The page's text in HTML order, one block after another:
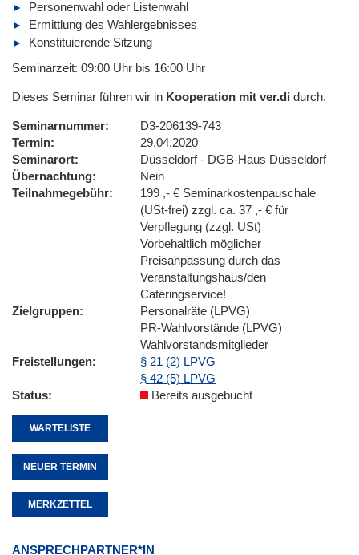
Personenwahl oder Listenwahl
Ermittlung des Wahlergebnisses
Konstituierende Sitzung
Seminarzeit: 09:00 Uhr bis 16:00 Uhr
Dieses Seminar führen wir in Kooperation mit ver.di durch.
Seminarnummer
D3-206139-743
Termin
29.04.2020
Seminarort
Düsseldorf - DGB-Haus Düsseldorf
Übernachtung
Nein
Teilnahmegebühr
199 ,- € Seminarkostenpauschale
(USt-frei) zzgl. ca. 37 ,- € für
Verpflegung (zzgl. USt)
Vorbehaltlich möglicher
Preisanpassung durch das
Veranstaltungshaus/den
Cateringservice!
Zielgruppen
Personalräte (LPVG)
PR-Wahlvorstände (LPVG)
Wahlvorstandsmitglieder
Freistellungen
§ 21 (2) LPVG
§ 42 (5) LPVG
Status
Bereits ausgebucht
WARTELISTE
NEUER TERMIN
MERKZETTEL
ANSPRECHPARTNER*IN